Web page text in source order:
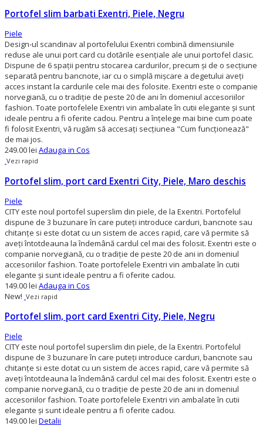
Portofel slim barbati Exentri, Piele, Negru
Piele
Design-ul scandinav al portofelului Exentri combină dimensiunile
reduse ale unui port card cu dotările esențiale ale unui portofel clasic.
Dispune de 6 spații pentru stocarea cardurilor, precum și de o secțiune
separată pentru bancnote, iar cu o simplă mișcare a degetului aveți
acces instant la cardurile cele mai des folosite. Exentri este o companie
norvegiană, cu o tradiție de peste 20 de ani în domeniul accesoriilor
fashion. Toate portofelele Exentri vin ambalate în cutii elegante și sunt
ideale pentru a fi oferite cadou. Pentru a înțelege mai bine cum poate
fi folosit Exentri, vă rugăm să accesați secțiunea "Cum funcționează"
de mai jos.
249.00 lei Adauga in Cos
Vezi rapid
Portofel slim, port card Exentri City, Piele, Maro deschis
Piele
CITY este noul portofel superslim din piele, de la Exentri. Portofelul
dispune de 3 buzunare în care puteţi introduce carduri, bancnote sau
chitanţe si este dotat cu un sistem de acces rapid, care vă permite să
aveţi întotdeauna la îndemână cardul cel mai des folosit. Exentri este o
companie norvegiană, cu o tradiţie de peste 20 de ani in domeniul
accesoriilor fashion. Toate portofelele Exentri vin ambalate în cutii
elegante şi sunt ideale pentru a fi oferite cadou.
149.00 lei Adauga in Cos
New! Vezi rapid
Portofel slim, port card Exentri City, Piele, Negru
Piele
CITY este noul portofel superslim din piele, de la Exentri. Portofelul
dispune de 3 buzunare în care puteţi introduce carduri, bancnote sau
chitanţe si este dotat cu un sistem de acces rapid, care vă permite să
aveţi întotdeauna la îndemână cardul cel mai des folosit. Exentri este o
companie norvegiană, cu o tradiţie de peste 20 de ani in domeniul
accesoriilor fashion. Toate portofelele Exentri vin ambalate în cutii
elegante şi sunt ideale pentru a fi oferite cadou.
149.00 lei Detalii